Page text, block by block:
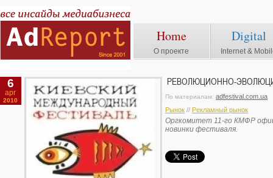
Home
О проекте
Digital
Internet &
6
apr
2010
РЕВОЛЮЦИОННО-
По материалам: adfestival.com.ua
Рынок // Рекламный рынок
Оргкомитет 11-го КМФР
новинки фестиваля.